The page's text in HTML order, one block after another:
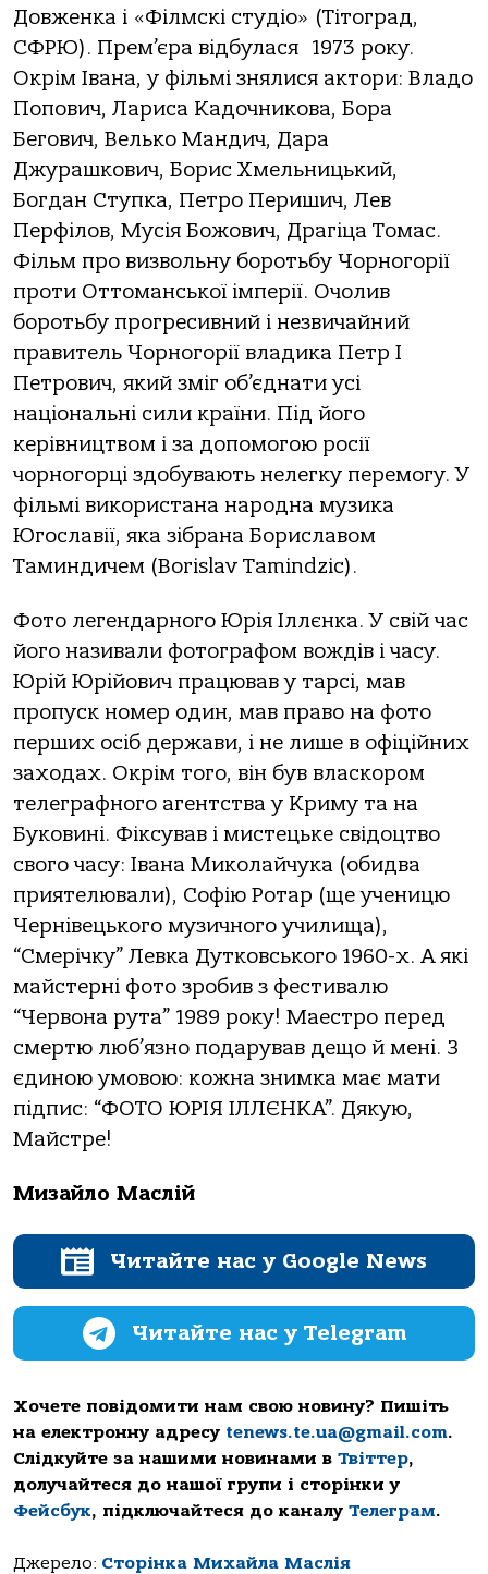
Довженка і «Філмскі студіо» (Тітоград,
СФРЮ). Прем’єра відбулася 1973 року.
Окрім Івана, у фільмі знялися актори: Владо
Попович, Лариса Кадочникова, Бора
Бегович, Велько Мандич, Дара
Джурашкович, Борис Хмельницький,
Богдан Ступка, Петро Перишич, Лев
Перфілов, Мусія Божович, Драгіца Томас.
Фільм про визвольну боротьбу Чорногорії
проти Оттоманської імперії. Очолив
боротьбу прогресивний і незвичайний
правитель Чорногорії владика Петр І
Петрович, який зміг об’єднати усі
національні сили країни. Під його
керівництвом і за допомогою росії
чорногорці здобувають нелегку перемогу. У
фільмі використана народна музика
Югославії, яка зібрана Бориславом
Таминдичем (Borislav Tamindzic).
Фото легендарного Юрія Іллєнка. У свій час
його називали фотографом вождів і часу.
Юрій Юрійович працював у тарсі, мав
пропуск номер один, мав право на фото
перших осіб держави, і не лише в офіційних
заходах. Окрім того, він був власкором
телеграфного агентства у Криму та на
Буковині. Фіксував і мистецьке свідоцтво
свого часу: Івана Миколайчука (обидва
приятелювали), Софію Ротар (ще ученицю
Чернівецького музичного училища),
“Смерічку” Левка Дутковського 1960-х. А які
майстерні фото зробив з фестивалю
“Червона рута” 1989 року! Маестро перед
смертю люб’язно подарував дещо й мені. З
єдиною умовою: кожна знимка має мати
підпис: “ФОТО ЮРІЯ ІЛЛЄНКА”. Дякую,
Майстре!
Мизайло Маслій
Читайте нас у Google News
Читайте нас у Telegram
Хочете повідомити нам свою новину? Пишіть
на електронну адресу tenews.te.ua@gmail.com.
Слідкуйте за нашими новинами в Твіттер,
долучайтеся до нашої групи і сторінки у
Фейсбук, підключайтеся до каналу Телеграм.
Джерело: Сторінка Михайла Маслія